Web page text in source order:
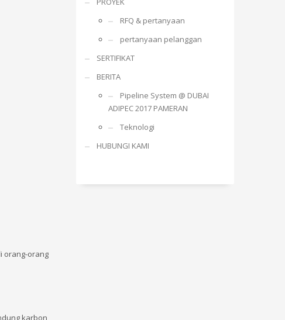
orang-orang
karbon
RFQ & pertanyaan
pertanyaan pelanggan
SERTIFIKAT
BERITA
Pipeline System @ DUBAI
ADIPEC 2017 PAMERAN
Teknologi
HUBUNGI KAMI